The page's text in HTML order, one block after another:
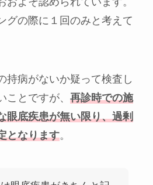
グの際に１回のみと考えて
持病がないか疑って検査し
ことですが、 再診時での施
眼底疾患が無い限り、過剰
となります。